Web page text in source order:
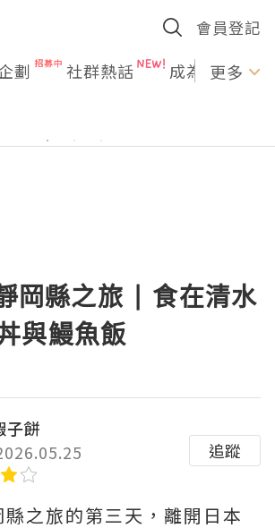
會員登記
劃 社群熱話 成為U更多
岡縣之旅 | 食在清水
與鰻魚飯
子餅
追蹤
之旅的第三天，離開日本